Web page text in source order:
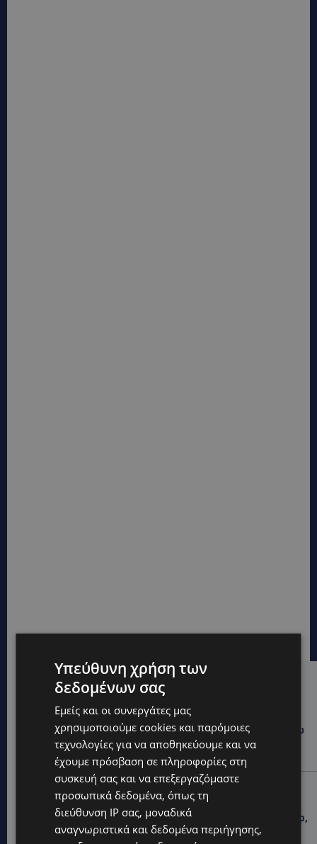
Hot this week
UPDATES
ΦΡΑΓΜΑ ΚΛΗΡΟΥ: Πήγαν για ψάρεμα και άφησαν πίσω
τους σκουπίδια – Εικόνες που προβληματίζουν-
(Φώτο)
LIFESTYLE
ΝΙΚΟΣ ΚΑΛΟΓΕΡΟΠΟΥΛΟΣ: Έφυγε από τη ζωή ο
πολυτάλαντος καλλιτέχνης που ξεχώρισε σε θέατρο,
κινηματογράφο και τηλεόραση-(Bίντεο)
Υπεύθυνη χρήση των
δεδομένων σας
Εμείς και οι συνεργάτες μας
χρησιμοποιούμε cookies και παρόμοιες
τεχνολογίες για να αποθηκεύουμε και να
έχουμε πρόσβαση σε πληροφορίες στη
συσκευή σας και να επεξεργαζόμαστε
προσωπικά δεδομένα, όπως τη
διεύθυνση IP σας, μοναδικά
αναγνωριστικά και δεδομένα περιήγησης,